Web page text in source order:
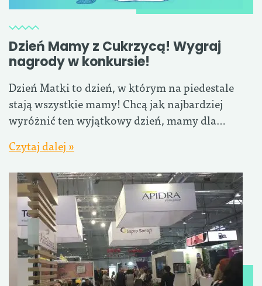
Dzień Mamy z Cukrzycą! Wygraj
nagrody w konkursie!
Dzień Matki to dzień, w którym na piedestale
stają wszystkie mamy! Chcą jak najbardziej
wyróżnić ten wyjątkowy dzień, mamy dla…
Czytaj dalej »